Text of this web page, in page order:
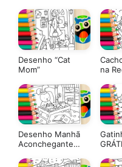
Desenho “Cat
Mom”
na
Desenho Manhã
Aconchegante
Goods para Colorir